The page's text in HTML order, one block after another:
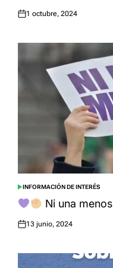
Posted
1 octubre, 2024
POSTED
IN
INFORMACIÓN DE INTERÉS
Ni una menos
Posted
13 junio, 2024